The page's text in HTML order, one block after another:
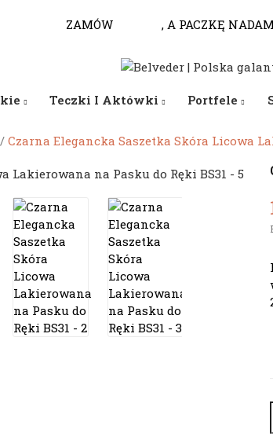
ZAMÓW , A PACZKĘ
Teczki I Aktówki Portfele
Czarna Elegancka Saszetka Skóra Licowa